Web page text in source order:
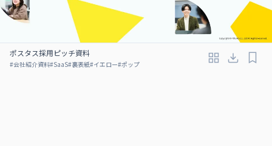
ポスタス採用ピッチ資料
#会社紹介資料#SaaS#裏表紙#イエロー#ポップ